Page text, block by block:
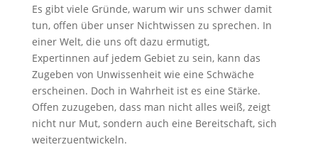
Es gibt viele Gründe, warum wir uns schwer damit
tun, offen über unser Nichtwissen zu sprechen. In
einer Welt, die uns oft dazu ermutigt,
Expertinnen auf jedem Gebiet zu sein, kann das
Zugeben von Unwissenheit wie eine Schwäche
erscheinen. Doch in Wahrheit ist es eine Stärke.
Offen zuzugeben, dass man nicht alles weiß, zeigt
nicht nur Mut, sondern auch eine Bereitschaft, sich
weiterzuentwickeln.